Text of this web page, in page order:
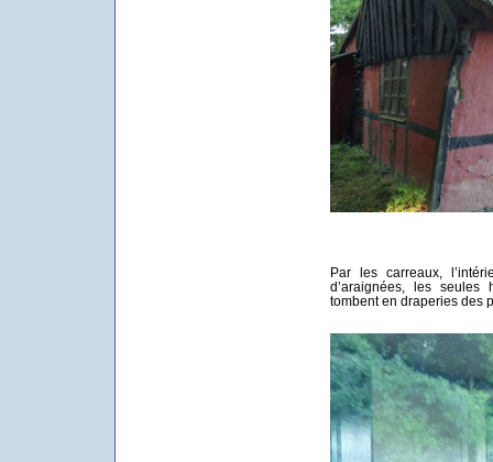
Par les carreaux,
d’araignées, les seules
tombent en draperies des